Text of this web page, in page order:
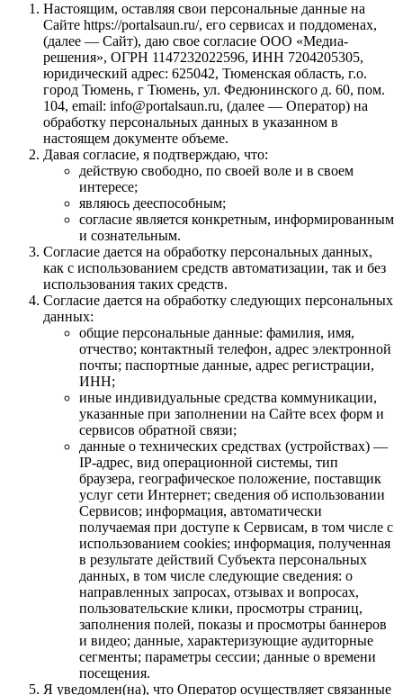
Настоящим, оставляя свои персональные данные на
Сайте https://portalsaun.ru/, его сервисах и поддоменах,
(далее — Сайт), даю свое согласие ООО «Медиа-
решения», ОГРН 1147232022596, ИНН 7204205305,
юридический адрес: 625042, Тюменская область, г.о.
город Тюмень, г Тюмень, ул. Федюнинского д. 60, пом.
104, email: info@portalsaun.ru, (далее — Оператор) на
обработку персональных данных в указанном в
настоящем документе объеме.
Давая согласие, я подтверждаю, что:
действую свободно, по своей воле и в своем
интересе;
являюсь дееспособным;
согласие является конкретным, информированным
и сознательным.
Согласие дается на обработку персональных данных,
как с использованием средств автоматизации, так и без
использования таких средств.
Согласие дается на обработку следующих персональных
данных:
общие персональные данные: фамилия, имя,
отчество; контактный телефон, адрес электронной
почты; паспортные данные, адрес регистрации,
ИНН;
иные индивидуальные средства коммуникации,
указанные при заполнении на Сайте всех форм и
сервисов обратной связи;
данные о технических средствах (устройствах) —
IP-адрес, вид операционной системы, тип
браузера, географическое положение, поставщик
услуг сети Интернет; сведения об использовании
Сервисов; информация, автоматически
получаемая при доступе к Сервисам, в том числе с
использованием cookies; информация, полученная
в результате действий Субъекта персональных
данных, в том числе следующие сведения: о
направленных запросах, отзывах и вопросах,
пользовательские клики, просмотры страниц,
заполнения полей, показы и просмотры баннеров
и видео; данные, характеризующие аудиторные
сегменты; параметры сессии; данные о времени
посещения.
Я уведомлен(на), что Оператор осуществляет связанные